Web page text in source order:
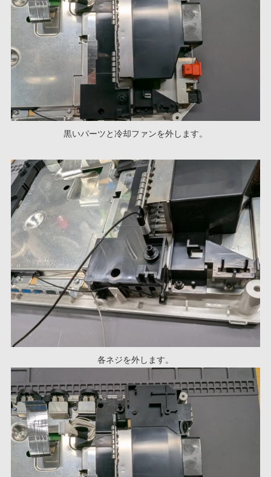
黒いパーツと冷却ファンを外します。
各ネジを外します。